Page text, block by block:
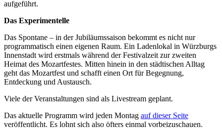
aufgeführt.
Das Experimentelle
Das Spontane – in der Jubiläumssaison bekommt es nicht nur
programmatisch einen eigenen Raum. Ein Ladenlokal in Würzburgs
Innenstadt wird erstmals während der Festivalzeit zur zweiten
Heimat des Mozartfestes. Mitten hinein in den städtischen Alltag
geht das Mozartfest und schafft einen Ort für Begegnung,
Entdeckung und Austausch.
Viele der Veranstaltungen sind als Livestream geplant.
Das aktuelle Programm wird jeden Montag auf dieser Seite
veröffentlicht. Es lohnt sich also öfters einmal vorbeizuschauen.